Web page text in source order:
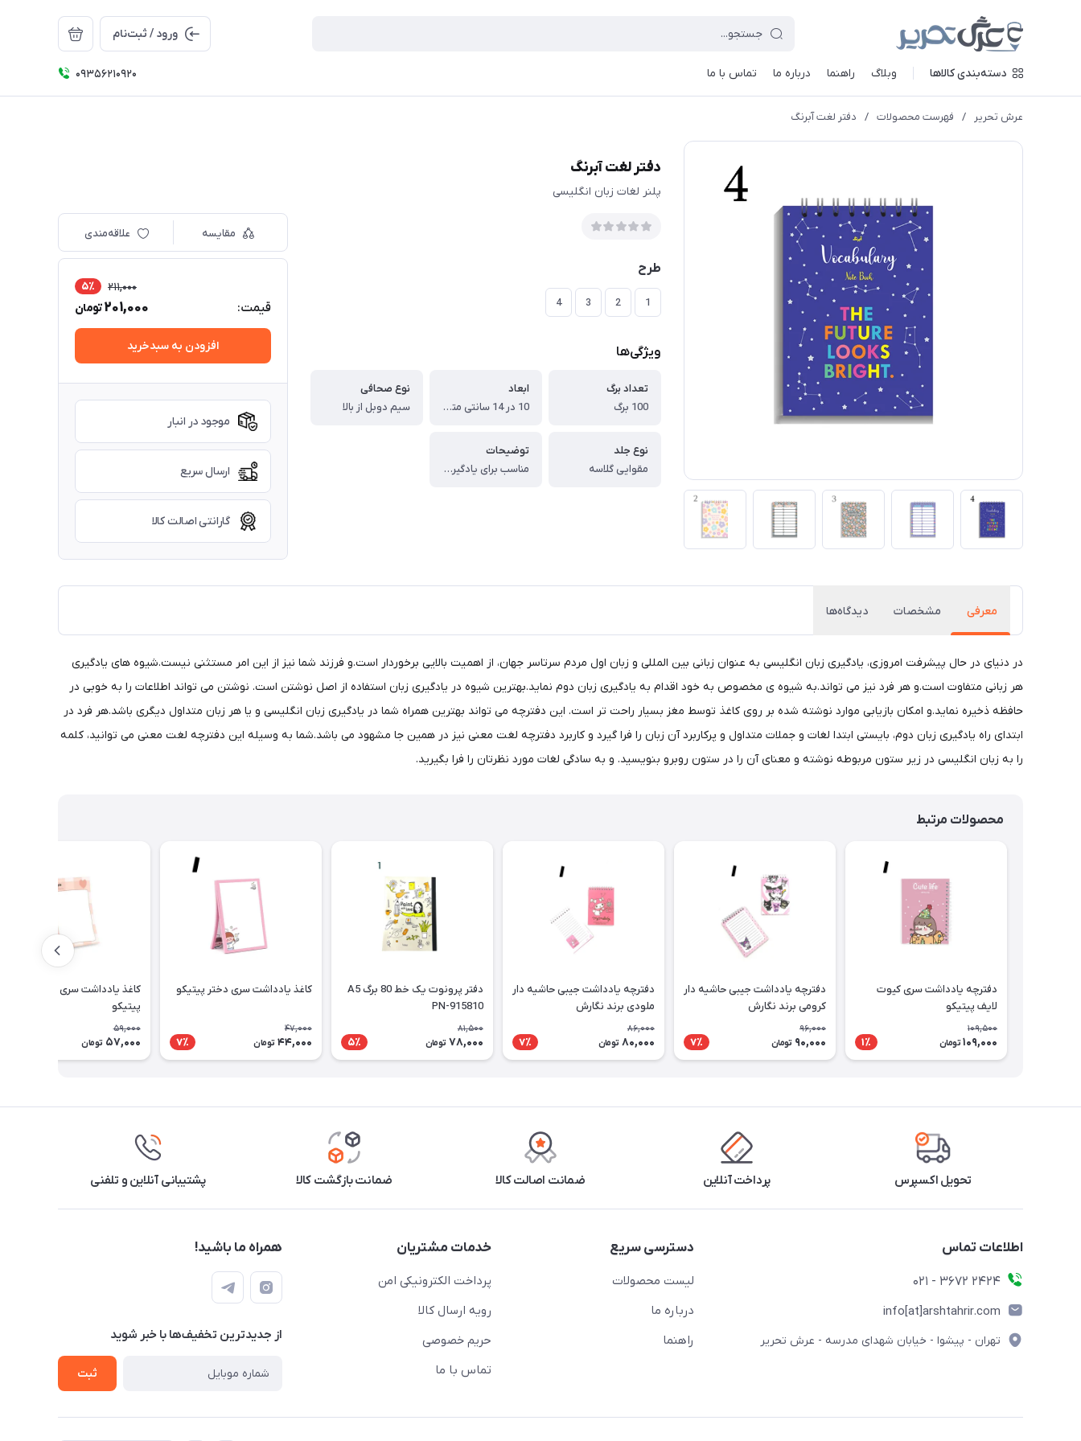
ورود / ثبت‌نام
دسته‌بندی کالاها وبلاگ راهنما درباره ما تماس با ما 09356210920
عرش تحریر / فهرست محصولات / دفتر لغت آبرنگ
دفتر لغت آبرنگ
پلنر لغات زبان انگلیسی
طرح
1
2
3
4
ویژگی‌ها
تعداد برگ
100 برگ
ابعاد
10 در 14 سانتی متر ( A6 )
نوع صحافی
سیم دوبل از بالا
نوع جلد
مقوایی گلاسه
توضیحات
مناسب برای یادگیری 2000 لغت ، دفترچه لغت معنی دارای 100 برگه بوده که بر روی هر برگه 2 ستون در نظر گرفته شده است. ، در زیر ستون ابتدایی مکانی برای درج لغت به زبان انگلیسی قرار دارد. ، در ستون دوم بایستی معنی لغت به فارسی نوشته شود.
مقایسه علاقه‌مندی
قیمت:
211,000 5٪
201,000تومان
افزودن به سبدخرید
موجود در انبار
ارسال سریع
گارانتی اصالت کالا
معرفی مشخصات دیدگاه‌ها
در دنیای در حال پیشرفت امروزی، یادگیری زبان انگلیسی به عنوان زبانی بین المللی و زبان اول مردم سرتاسر جهان، از اهمیت بالایی برخوردار است.و فرزند شما نیز از این امر مستثنی نیست.شیوه های یادگیری
هر زبانی متفاوت است.و هر فرد نیز می تواند.به شیوه ی مخصوص به خود اقدام به یادگیری زبان دوم نماید.بهترین شیوه در یادگیری زبان استفاده از اصل نوشتن است. نوشتن می تواند اطلاعات را به خوبی در
حافظه ذخیره نماید.و امکان بازیابی موارد نوشته شده بر روی کاغذ توسط مغز بسیار راحت تر است. این دفترچه می تواند بهترین همراه شما در یادگیری زبان انگلیسی و یا هر زبان متداول دیگری باشد.هر فرد در
ابتدای راه یادگیری زبان دوم، بایستی ابتدا لغات و جملات متداول و پرکاربرد آن زبان را فرا گیرد و کاربرد دفترچه لغت معنی نیز در همین جا مشهود می باشد.شما به وسیله این دفترچه لغت معنی می توانید، کلمه
را به زبان انگلیسی در زیر ستون مربوطه نوشته و معنای آن را در ستون روبرو بنویسید. و به سادگی لغات مورد نظرتان را فرا بگیرید.
محصولات مرتبط
دفترچه یادداشت سری کیوت
لایف پیتیکو
109,500
109,000 تومان 1٪
دفترچه یادداشت جیبی حاشیه دار
کرومی برند نگارش
96,000
90,000 تومان 7٪
دفترچه یادداشت جیبی حاشیه دار
ملودی برند نگارش
86,000
80,000 تومان 7٪
دفتر پرونوت یک خط 80 برگ A5
PN-915810
81,500
78,000 تومان 5٪
کاغذ یادداشت سری دختر پیتیکو
47,000
44,000 تومان 7٪
پیتیکو
59,000
57,000 تومان
تحویل اکسپرس پرداخت آنلاین ضمانت اصالت کالا ضمانت بازگشت کالا پشتیبانی آنلاین و تلفنی
اطلاعات تماس
2424 3672 - 021
info[at]arshtahrir.com
تهران - پیشوا - خیابان شهدای مدرسه - عرش تحریر
دسترسی سریع
لیست محصولات
درباره ما
راهنما
خدمات مشتریان
پرداخت الکترونیکی امن
رویه ارسال کالا
حریم خصوصی
تماس با ما
همراه ما باشید!
از جدید‌ترین تخفیف‌ها با‌ خبر شوید
ثبت